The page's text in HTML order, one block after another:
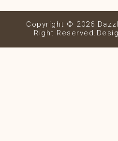
Copyright © 2026
Right